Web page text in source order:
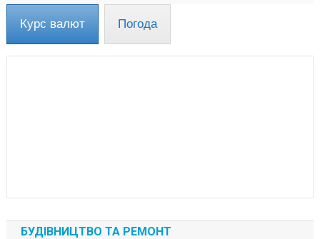
Курс валют Погода
БУДІВНИЦТВО ТА РЕМОНТ